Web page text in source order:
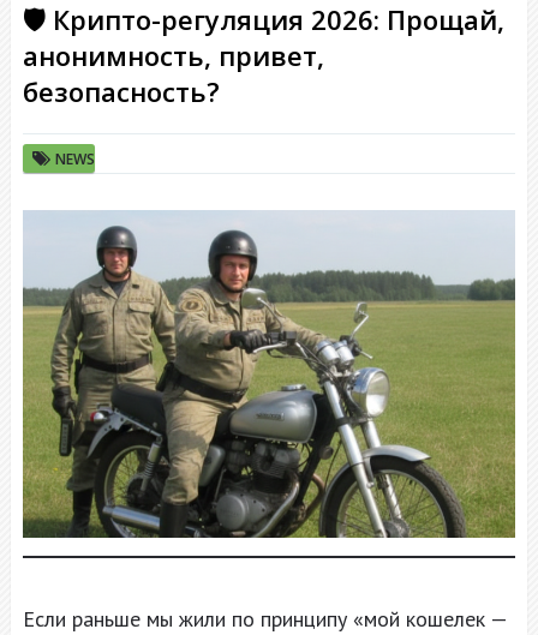
🛡 Крипто-регуляция 2026: Прощай,
анонимность, привет,
безопасность?
NEWS
Если раньше мы жили по принципу «мой кошелек —